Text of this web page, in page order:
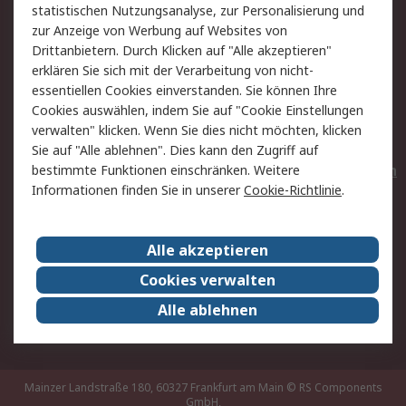
Hilfe
Privatkunden
Rechtliches
AGB
Datenschutz
Cookie-Richtlinie
Zahlungsbedingungen
Copyright/Impressum
Entsorgung
Elektrogeräte/Batterien
RS weltweit
Karriere bei RS
Nachhaltigkeit
Qualität/Umwelt/ZertifikatePresse-Center
Event-Center
Mainzer Landstraße 180, 60327 Frankfurt am Main © RS Components
GmbH,
statistischen Nutzungsanalyse, zur Personalisierung und
zur Anzeige von Werbung auf Websites von
Drittanbietern. Durch Klicken auf "Alle akzeptieren"
erklären Sie sich mit der Verarbeitung von nicht-
essentiellen Cookies einverstanden. Sie können Ihre
Cookies auswählen, indem Sie auf "Cookie Einstellungen
verwalten" klicken. Wenn Sie dies nicht möchten, klicken
Sie auf "Alle ablehnen". Dies kann den Zugriff auf
bestimmte Funktionen einschränken. Weitere
Informationen finden Sie in unsererCookie-Richtlinie.
Alle akzeptieren
Cookies verwalten
Alle ablehnen